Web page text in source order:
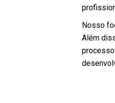
Nosso
Além